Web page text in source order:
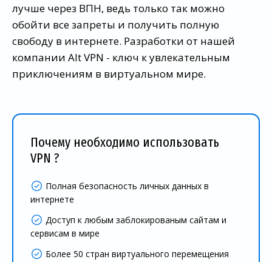
лучше через ВПН, ведь только так можно
обойти все запреты и получить полную
свободу в интернете. Разработки от нашей
компании Alt VPN - ключ к увлекательным
приключениям в виртуальном мире.
Почему необходимо использовать
VPN ?
Полная безопасность личных данных в
интернете
Доступ к любым заблокированым сайтам и
сервисам в мире
Более 50 стран виртуального перемещения